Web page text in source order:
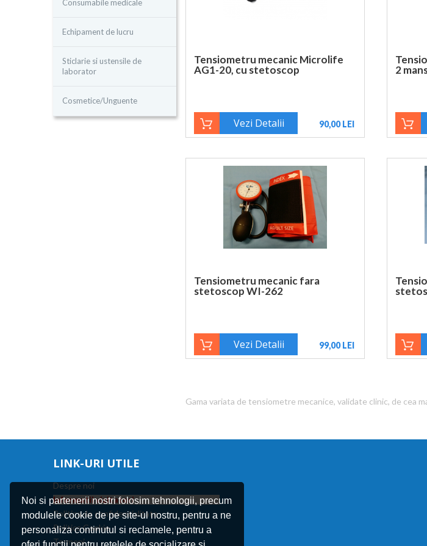
Noi si partenerii nostri folosim tehnologii, precum
modulele cookie de pe site-ul nostru, pentru a ne
personaliza continutul si reclamele, pentru a
Consumabile medicale
Echipament de lucru
Sticlarie si ustensile de
laborator
Cosmetice/Unguente
Tensiometru mecanic Microlife
AG1-20, cu stetoscop
Vezi Detalii 90,00 LEI
2
Tensiometru mecanic fara
stetoscop WI-262
Vezi Detalii 99,00 LEI
Gama variata de tensiometre mecanice, validate clinic, de cea
LINK-URI UTILE
Despre noi
Informatii vizitatori
Politica de confidentialitate
Politica Cookie
Termeni